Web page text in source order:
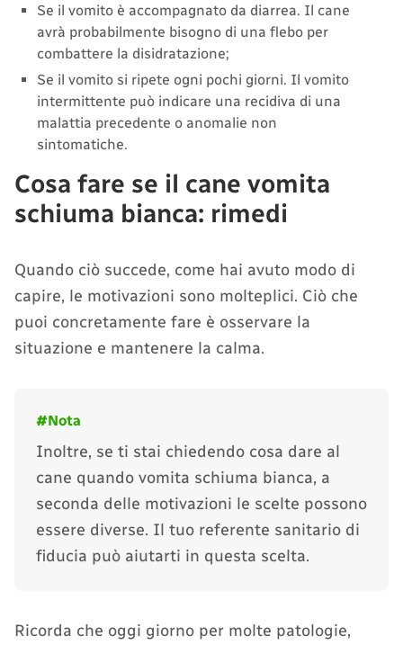
Se il vomito è accompagnato da diarrea. Il cane
avrà probabilmente bisogno di una flebo per
combattere la disidratazione;
Se il vomito si ripete ogni pochi giorni. Il vomito
intermittente può indicare una recidiva di una
malattia precedente o anomalie non
sintomatiche.
Cosa fare se il cane vomita
schiuma bianca: rimedi
Quando ciò succede, come hai avuto modo di
capire, le motivazioni sono molteplici. Ciò che
puoi concretamente fare è osservare la
situazione e mantenere la calma.
Inoltre, se ti stai chiedendo cosa dare al
cane quando vomita schiuma bianca, a
seconda delle motivazioni le scelte possono
essere diverse. Il tuo referente sanitario di
fiducia può aiutarti in questa scelta.
Ricorda che oggi giorno per molte patologie,